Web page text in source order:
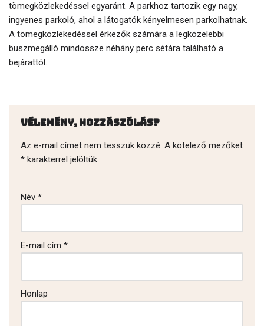
tömegközlekedéssel egyaránt. A parkhoz tartozik egy nagy,
ingyenes parkoló, ahol a látogatók kényelmesen parkolhatnak.
A tömegközlekedéssel érkezők számára a legközelebbi
buszmegálló mindössze néhány perc sétára található a
bejárattól.
Vélemény, hozzászólás?
Az e-mail címet nem tesszük közzé. A kötelező mezőket
* karakterrel jelöltük
Név *
E-mail cím *
Honlap